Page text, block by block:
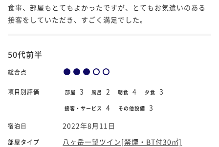
食事、部屋もとてもよかったですが、とてもお気遣いのある
接客をしていただき、すごく満足でした。
50代前半
総合点
項目別評価 部屋 3 風呂 2 朝食 4 夕食 3
接客・サービス 4 その他設備 3
宿泊日 2022年8月11日
部屋タイプ
八ヶ岳一望ツイン[禁煙・BT付30㎡]